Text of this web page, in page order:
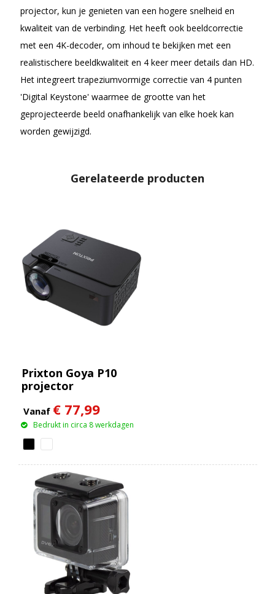
projector, kun je genieten van een hogere snelheid en
kwaliteit van de verbinding. Het heeft ook beeldcorrectie
met een 4K-decoder, om inhoud te bekijken met een
realistischere beeldkwaliteit en 4 keer meer details dan HD.
Het integreert trapeziumvormige correctie van 4 punten
'Digital Keystone' waarmee de grootte van het
geprojecteerde beeld onafhankelijk van elke hoek kan
worden gewijzigd.
Gerelateerde producten
Prixton Goya P10
projector
Vanaf € 77,99
Bedrukt in circa 8 werkdagen